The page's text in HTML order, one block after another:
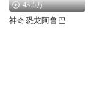
43.5万
神奇恐龙阿鲁巴